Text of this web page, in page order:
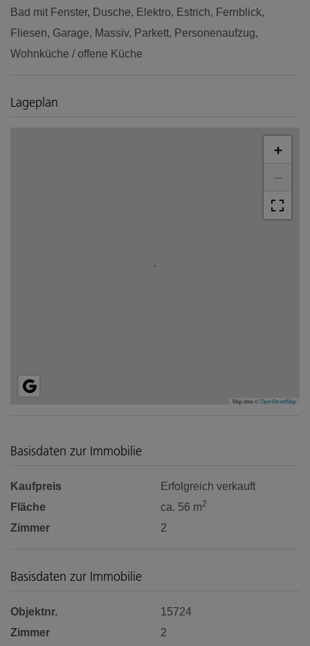
Bad mit Fenster Dusche Elektro Estrich
Fernblick
Fliesen Garage Massiv Parkett
Personenaufzug
Wohnküche / offene Küche
Lageplan
+
−
Map data ©OpenStreetMap
Basisdaten zur Immobilie
Kaufpreis
Erfolgreich verkauft
Fläche
ca. 56 m2
Zimmer 2
Basisdaten zur Immobilie
Objektnr.
15724
Zimmer
2